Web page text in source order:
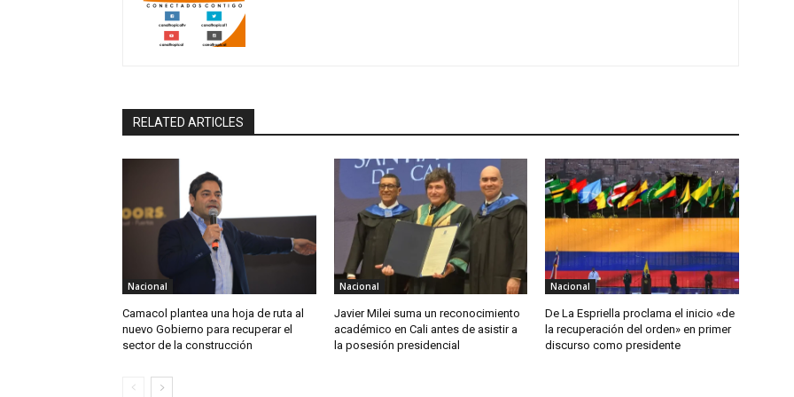
RELATED ARTICLES
Nacional
Camacol plantea una hoja de ruta al
nuevo Gobierno para recuperar el
sector de la construcción
Nacional
Javier Milei suma un reconocimiento
académico en Cali antes de asistir a
la posesión presidencial
Nacional
De La Espriella proclama el inicio «de
la recuperación del orden» en primer
discurso como presidente